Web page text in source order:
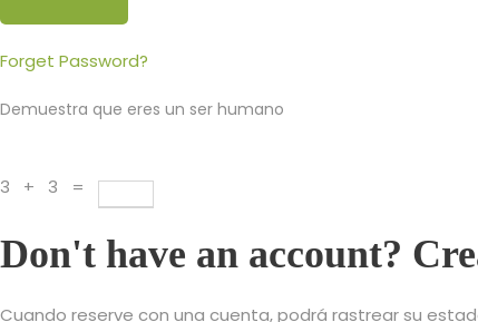
Forget Password?
Demuestra que eres un ser humano
3 + 3 =
Don't have an account?
Cuando reserve con una cuenta, podrá rastrear su